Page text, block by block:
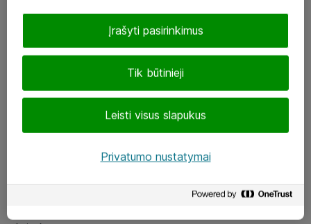
LinkedIn
Tik būtinieji
Leisti visus slapukus
Įrašyti pasirinkimus
Privatumo nustatymai